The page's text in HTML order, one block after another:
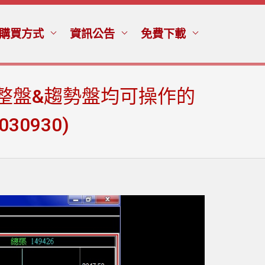
買方式 資訊公告 免費下載
盤&趨勢盤均可操作的